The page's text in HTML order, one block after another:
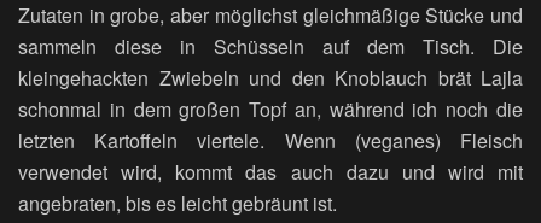
Zutaten in grobe, aber möglichst gleichmäßige Stücke und
sammeln diese in Schüsseln auf dem Tisch. Die
kleingehackten Zwiebeln und den Knoblauch brät Lajla
schonmal in dem großen Topf an, während ich noch die
letzten Kartoffeln viertele. Wenn (veganes) Fleisch
verwendet wird, kommt das auch dazu und wird mit
angebraten, bis es leicht gebräunt ist.